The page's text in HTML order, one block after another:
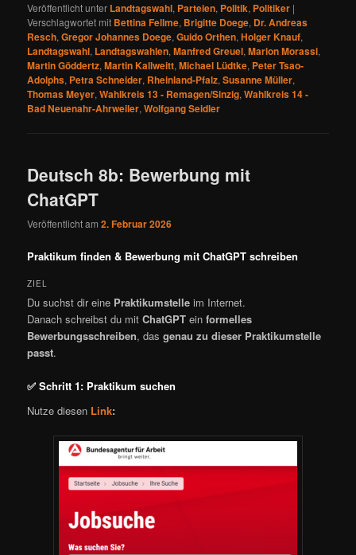
Veröffentlicht unter Landtagswahl, Parteien, Politik, Politiker |
Verschlagwortet mit Bettina Fellme, Brigitte Doege, Dr. Andreas
Resch,Gregor Johannes Doege,Guido Orthen,Holger Knauf,
Landtagswahl, Landtagswahlen,Manfred Greuel,Marion Morassi,
Martin Göddertz,Martin Kallweitt,Michael Lüdtke, Peter Tsao-
Adolphs, Petra Schneider, Rheinland-Pfalz,Susanne Müller,
Thomas Meyer,Wahlkreis 13 - Remagen/Sinzig,Wahlkreis 14 -
Bad Neuenahr-Ahrweiler,Wolfgang Seidler
Deutsch 8b: Bewerbung mit
ChatGPT
Veröffentlicht am2. Februar 2026
Praktikum finden & Bewerbung mit ChatGPT schreiben
ZIEL
Du suchst dir eine Praktikumstelle im Internet.
Danach schreibst du mitChatGPT einformelles
Bewerbungsschreiben, dasgenau zu dieser Praktikumstelle
passt.
✅ Schritt 1: Praktikum suchen
Nutze diesen Link: